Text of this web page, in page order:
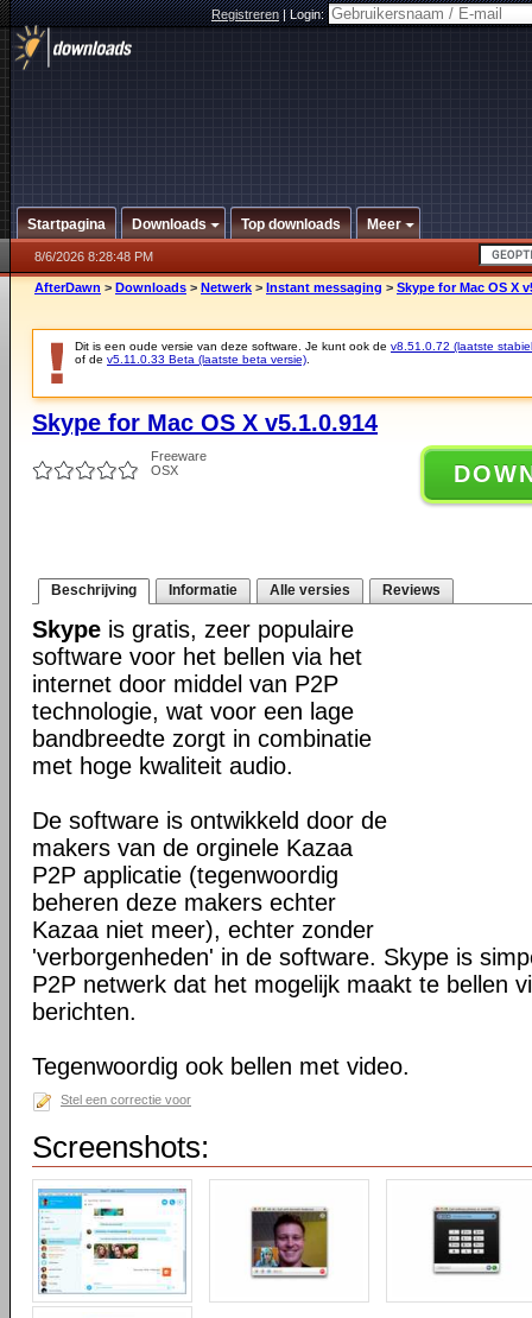
Registreren|Login:
Startpagina Downloads Top downloads Meer
8/6/2026 8:28:48 PM
AfterDawn > Downloads > Netwerk > Instant messaging > Skype for Mac OS X
Dit is een oude versie van deze software. Je kunt ook de v8.51.0.72 (laatste
of de v5.11.0.33 Beta (laatste beta versie)
Skype for Mac OS X v5.1.0.914
Freeware
OSX
Beschrijving Informatie Alle versies Reviews
Skype is gratis, zeer populaire
software voor het bellen via het
internet door middel van P2P
technologie, wat voor een lage
bandbreedte zorgt in combinatie
met hoge kwaliteit audio.
De software is ontwikkeld door de
makers van de orginele Kazaa
P2P applicatie (tegenwoordig
beheren deze makers echter
Kazaa niet meer), echter zonder
'verborgenheden' in de software. Skype is
P2P netwerk dat het mogelijk maakt te bellen
berichten.
Tegenwoordig ook bellen met video.
Stel een correctie voor
Screenshots: